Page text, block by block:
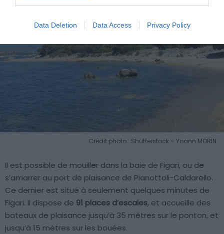
Data Deletion Data Access Privacy Policy
Crédit photo : Shutterstock – Yoann MORIN
Il est possible de mouiller dans la baie de Figari, ou de
s’amarrer au port de plaisance de Pianottoli-Caldarello.
Ce dernier est situé à seulement quelques minutes de
Figari. Il dispose de 91 places d’escales, et accueille des
bateaux de plaisance jusqu’à 35 mètres sur le ponton, et
jusqu’à 15 mètres sur les bouées.